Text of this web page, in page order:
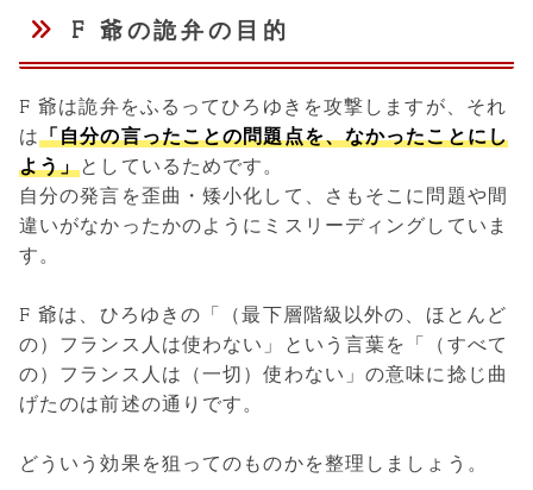
F 爺の詭弁の目的
F 爺は詭弁をふるってひろゆきを攻撃しますが、それ
は「自分の言ったことの問題点を、なかったことにし
よう」としているためです。
自分の発言を歪曲・矮小化して、さもそこに問題や間
違いがなかったかのようにミスリーディングしていま
す。
F 爺は、ひろゆきの「（最下層階級以外の、ほとんど
の）フランス人は使わない」という言葉を「（すべて
の）フランス人は（一切）使わない」の意味に捻じ曲
げたのは前述の通りです。
どういう効果を狙ってのものかを整理しましょう。